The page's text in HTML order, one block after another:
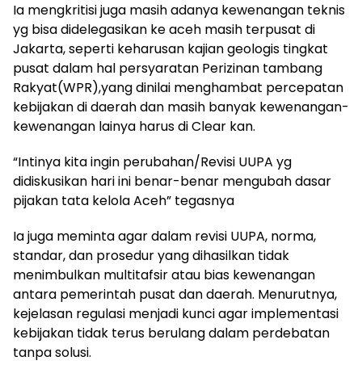
Ia mengkritisi juga masih adanya kewenangan teknis
yg bisa didelegasikan ke aceh masih terpusat di
Jakarta, seperti keharusan kajian geologis tingkat
pusat dalam hal persyaratan Perizinan tambang
Rakyat(WPR),yang dinilai menghambat percepatan
kebijakan di daerah dan masih banyak kewenangan-
kewenangan lainya harus di Clear kan.
“Intinya kita ingin perubahan/Revisi UUPA yg
didiskusikan hari ini benar-benar mengubah dasar
pijakan tata kelola Aceh” tegasnya
Ia juga meminta agar dalam revisi UUPA, norma,
standar, dan prosedur yang dihasilkan tidak
menimbulkan multitafsir atau bias kewenangan
antara pemerintah pusat dan daerah. Menurutnya,
kejelasan regulasi menjadi kunci agar implementasi
kebijakan tidak terus berulang dalam perdebatan
tanpa solusi.